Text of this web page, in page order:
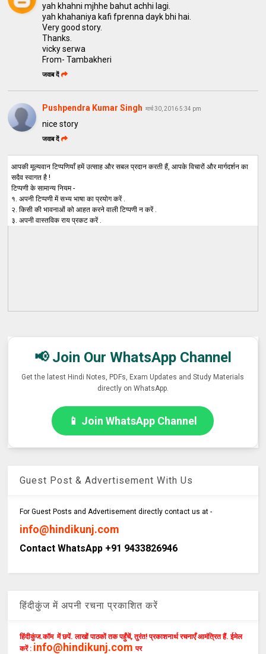
yah khahni mjhhe bahut achhi lagi.
yah khahaniya kafi fprenna dayk bhi hai.
Very good story.
Thanks.
vicky serwa
From- Tambakheri
जवाब दें
Pushpendra Kumar Singh मार्च 30, 2016 5:34 pm
nice story
जवाब दें
आपकी मूल्यवान टिप्पणियाँ हमें उत्साह और सबल प्रदान करती हैं, आपके विचारों और मार्गदर्शन का
सदैव स्वागत है !
टिप्पणी के सामान्य नियम -
१. अपनी टिप्पणी में सभ्य भाषा का प्रयोग करें .
२. किसी की भावनाओं को आहत करने वाली टिप्पणी न करें .
३. अपनी वास्तविक राय प्रकट करें .
📢 Join Our WhatsApp Channel
Get the latest Hindi Notes, PDFs, Exam Updates and Study Materials
directly on WhatsApp.
📱 Join WhatsApp Channel
Guest Post & Advertisement With Us
For Guest Posts and Advertisement directly contact us at -
info@hindikunj.com
Contact WhatsApp +91 9433826946
हिंदीकुंज में अपनी रचना प्रकाशित करें
हिंदीकुंज.कॉम में छपें. लाखों पाठकों तक पहुँचें, तुरंत! प्रकाशनार्थ रचनाएँ आमंत्रित हैं. ईमेल
करें : info@hindikunj.com पर